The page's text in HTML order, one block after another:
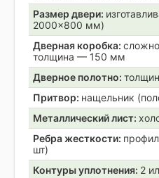
Размер двери:
2000×800 мм)
Дверная коробка:
толщина — 150 мм
Дверное полотно:
Притвор: нащельник
Металлический лист:
Ребра жесткости:
шт)
Контуры уплотнения: 2